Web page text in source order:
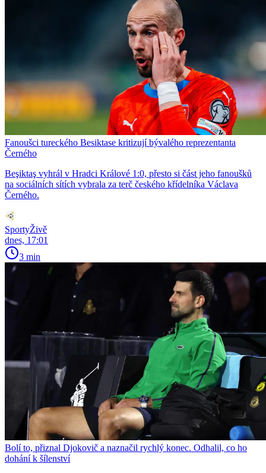
Fanoušci tureckého Besiktase kritizují bývalého reprezentanta
Černého
Beşiktaş vyhrál v Hradci Králové 1:0, přesto si část jeho fanoušků
na sociálních sítích vybrala za terč českého křídelníka Václava
Černého.
SportyŽivě
dnes, 17:01
3 min
Bolí to, přiznal Djokovič a naznačil rychlý konec. Odhalil, co ho
dohání k šílenství